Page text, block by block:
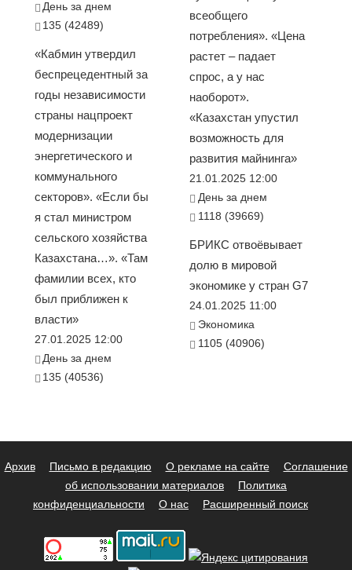
День за днем
135 (42489)
«Кабмин утвердил
беспрецедентный за
годы независимости
страны нацпроект
модернизации
энергетического и
коммунального
секторов». «Если бы
я стал министром
сельского хозяйства
Казахстана…». «Там
фамилии всех, кто
был приближен к
власти»
27.01.2025 12:00
День за днем
135 (40536)
всеобщего
потребления». «Цена
растет – падает
спрос, а у нас
наоборот».
«Казахстан упустил
возможность для
развития майнинга»
21.01.2025 12:00
День за днем
1118 (39669)
БРИКС отвоёвывает
долю в мировой
экономике у стран G7
24.01.2025 11:00
Экономика
1105 (40906)
Архив Письмо в редакцию О рекламе на сайте
Соглашение
об использовании материалов
Политика
конфиденциальности
О нас Расширенный поиск